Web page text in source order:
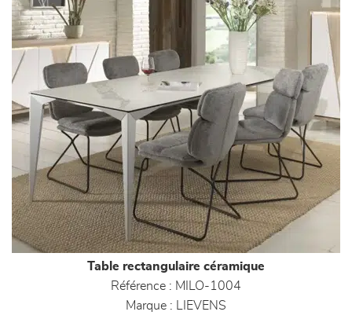
Table rectangulaire céramique
Référence : MILO-1004
Marque : LIEVENS